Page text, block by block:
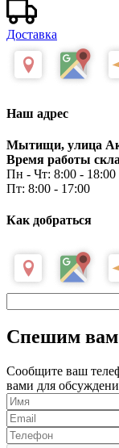
Доставка
Наш адрес
Мытищи, улица
Время работы
Пн - Чт: 8:00 - 18:00
Пт: 8:00 - 17:00
Как добраться
Спешим вам
Сообщите ваш
вами для